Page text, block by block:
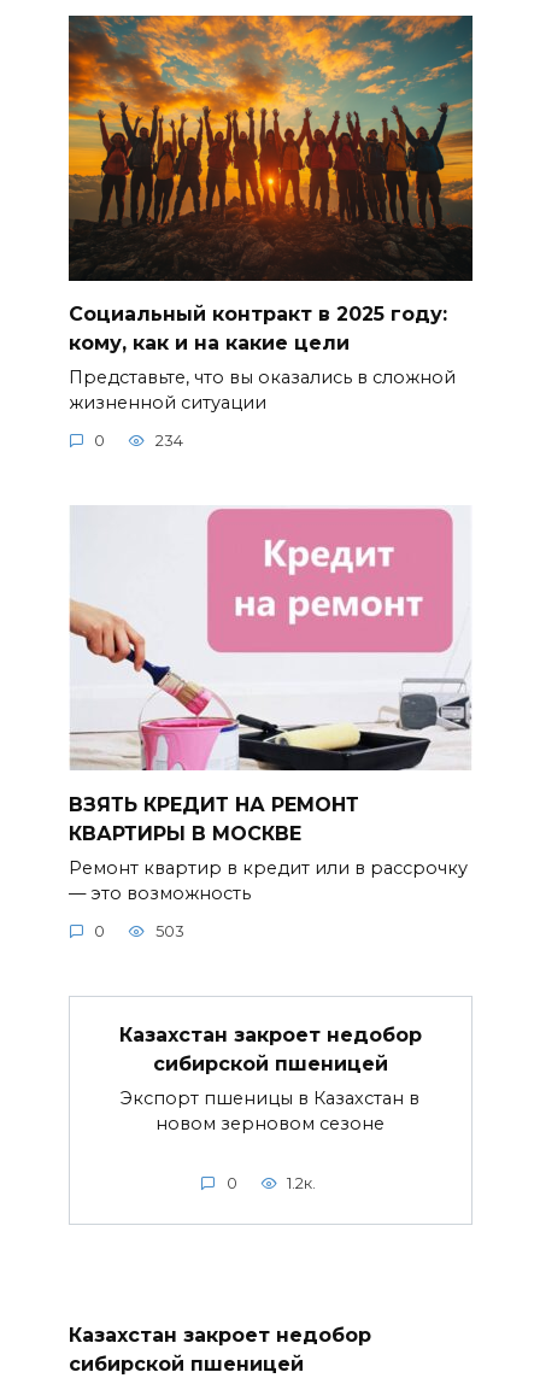
Социальный контракт в 2025 году:
кому, как и на какие цели
Представьте, что вы оказались в сложной
жизненной ситуации
0 234
ВЗЯТЬ КРЕДИТ НА РЕМОНТ
КВАРТИРЫ В МОСКВЕ
Ремонт квартир в кредит или в рассрочку
— это возможность
0 503
Казахстан закроет недобор
сибирской пшеницей
Экспорт пшеницы в Казахстан в
новом зерновом сезоне
0 1.2к.
Казахстан закроет недобор
сибирской пшеницей